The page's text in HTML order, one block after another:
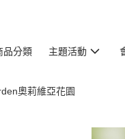
品分類 主題活動
奧莉維亞花園